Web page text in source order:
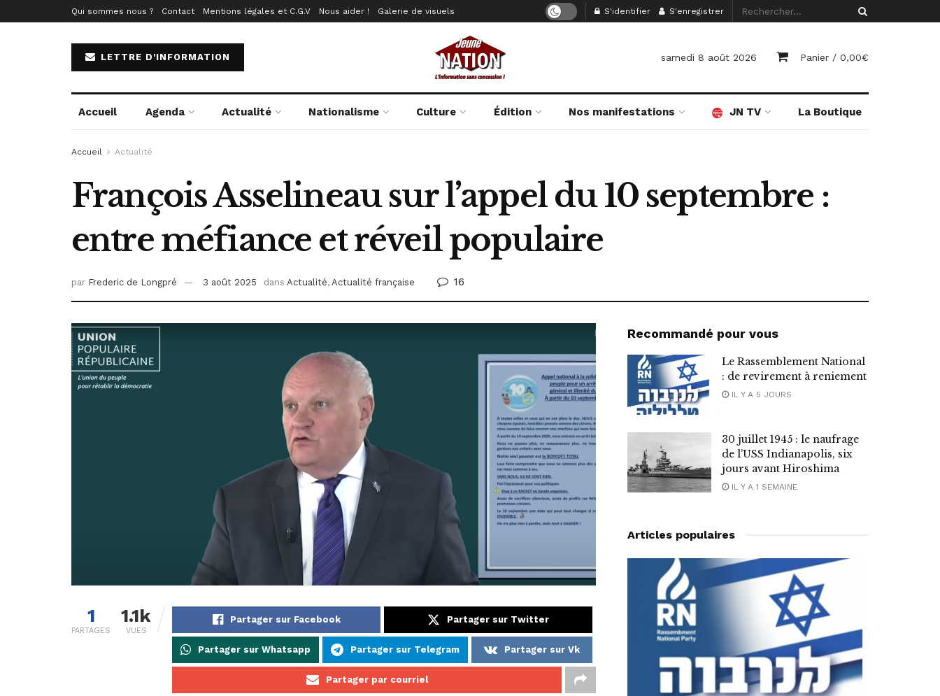
Qui sommes nous ? Contact Mentions légales et C.G.V Nous aider ! Galerie de visuels S'identifier S'enregistrer
LETTRE D'INFORMATION samedi 8 août 2026 Panier / 0,00€
Accueil Agenda Actualité Nationalisme Culture Édition Nos manifestations JN TV La Boutique
Accueil Actualité
François Asselineau sur l’appel du 10 septembre :
entre méfiance et réveil populaire
par Frederic de Longpré 3 août 2025 dans Actualité, Actualité française 16
1
PARTAGES
1.1k
VUES
Partager sur Facebook Partager sur Twitter
Partager sur Whatsapp Partager sur Telegram Partager sur Vk
Partager par courriel
Recommandé pour vous
Le Rassemblement National
: de revirement à reniement
IL Y A 5 JOURS
30 juillet 1945 : le naufrage
de l’USS Indianapolis, six
jours avant Hiroshima
IL Y A 1 SEMAINE
Articles populaires